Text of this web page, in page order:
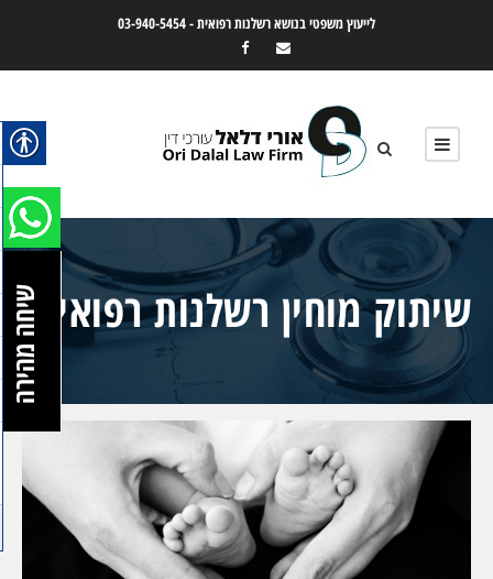
לייעוץ משפטי בנושא רשלנות רפואית -03-940-5454
שיתוק מוחין רשלנות רפואיתשיחה מהירה